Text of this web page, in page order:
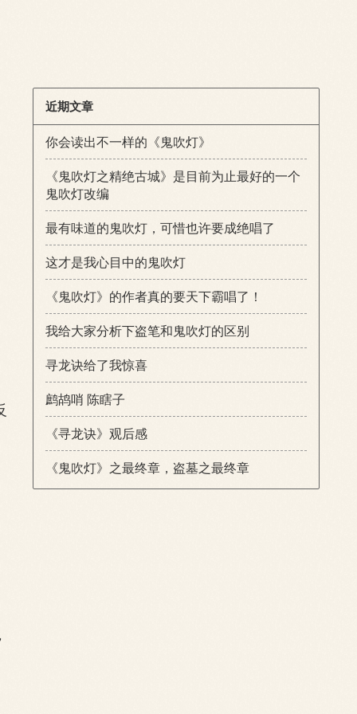
近期文章
你会读出不一样的《鬼吹灯》
《鬼吹灯之精绝古城》是目前为止最好的一个
鬼吹灯改编
最有味道的鬼吹灯，可惜也许要成绝唱了
这才是我心目中的鬼吹灯
《鬼吹灯》的作者真的要天下霸唱了！
我给大家分析下盗笔和鬼吹灯的区别
寻龙诀给了我惊喜
鹧鸪哨 陈瞎子
《寻龙诀》观后感
《鬼吹灯》之最终章，盗墓之最终章